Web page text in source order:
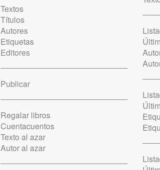
Textos
Títulos
Autores
Etiquetas
Editores
Publicar
Regalar libros
Cuentacuentos
Texto al azar
Autor al azar